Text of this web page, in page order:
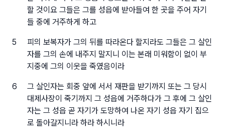
할 것이요 그들은 그를 성읍에 받아들여 한 곳을 주어 자기
들 중에 거주하게 하고
5
피의 보복자가 그의 뒤를 따라온다 할지라도 그들은 그 살인
자를 그의 손에 내주지 말지니 이는 본래 미워함이 없이 부
지중에 그의 이웃을 죽였음이라
6
그 살인자는 회중 앞에 서서 재판을 받기까지 또는 그 당시
대제사장이 죽기까지 그 성읍에 거주하다가 그 후에 그 살인
자는 그 성읍 곧 자기가 도망하여 나온 자기 성읍 자기 집으
로 돌아갈지니라 하라 하시니라